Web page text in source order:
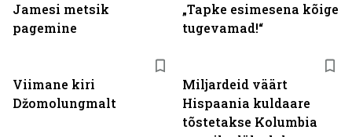
Jamesi metsik
pagemine
„Tapke esimesena kõige
tugevamad!“
Viimane kiri
Džomolungmalt
Miljardeid väärt
Hispaania kuldaare
tõstetakse Kolumbia